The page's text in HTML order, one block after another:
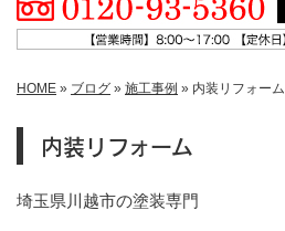
HOME » ブログ » 施工事例 » 内装リフォーム
内装リフォーム
埼玉県川越市の塗装専門